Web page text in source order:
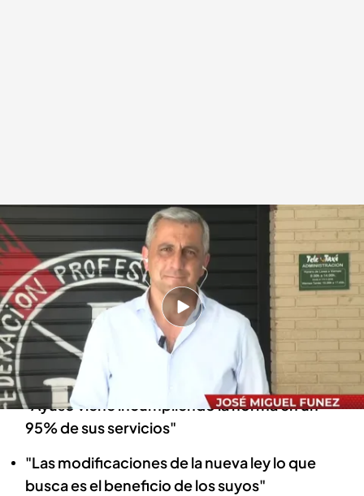
José Miguel Funez, miembro de la Federación Profesional del Taxi.
Todo es mentira
01 JUN 2022 - 18:08h.
Los taxistas madrileños rechazan la legislación
sobre los VTC y reclaman una proporción de
uno por cada 30 taxis
"Ayuso viene incumpliendo la norma en un
95% de sus servicios"
"Las modificaciones de la nueva ley lo que
busca es el beneficio de los suyos"